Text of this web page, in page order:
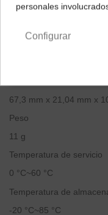
Capacidad: 128GB
67,3 mm x 21,04 mm x
Peso
11 g
Temperatura de servicio
0 °C~60 °C
Temperatura de
-20 °C~85 °C
personales
Configurar